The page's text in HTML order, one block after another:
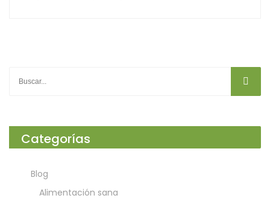
Categorías
Blog
Alimentación sana